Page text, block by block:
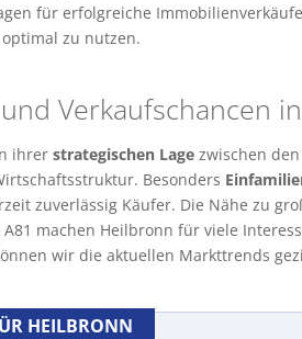
für erfolgreiche
zu nutzen.
Verkaufschancen
ihrer strategischen Lage zwischen
Besonders
zuverlässig Käufer. Die Nähe zu
machen Heilbronn für viele
wir die aktuellen Markttrends
HEILBRONN